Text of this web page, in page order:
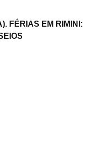
FÉRIAS EM RIMINI: